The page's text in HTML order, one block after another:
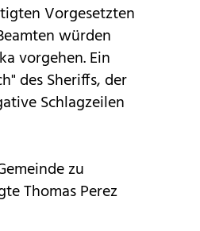
Vorgesetzten
würden
vorgehen. Ein
des Sheriffs, der
Schlagzeilen
zu
Thomas Perez